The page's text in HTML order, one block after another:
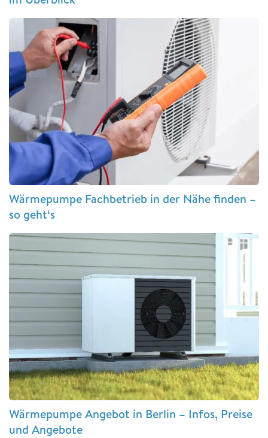
Wärmepumpe Fachbetrieb in der Nähe finden –
so geht‘s
Wärmepumpe Angebot in Berlin – Infos, Preise
und Angebote